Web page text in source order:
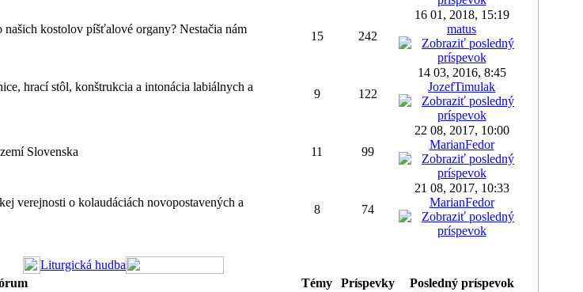
kostolov píšťalové organy? Nestačia nám
15 242
16 01, 2018, 15:19
matus
hrací stôl, konštrukcia a intonácia labiálnych a
9 122
14 03, 2016, 8:45
JozefTimulak
Slovenska
11 99
22 08, 2017, 10:00
MarianFedor
verejnosti o kolaudáciách novopostavených a
8 74
21 08, 2017, 10:33
MarianFedor
Liturgická hudba
Témy Príspevky
Posledný príspevok